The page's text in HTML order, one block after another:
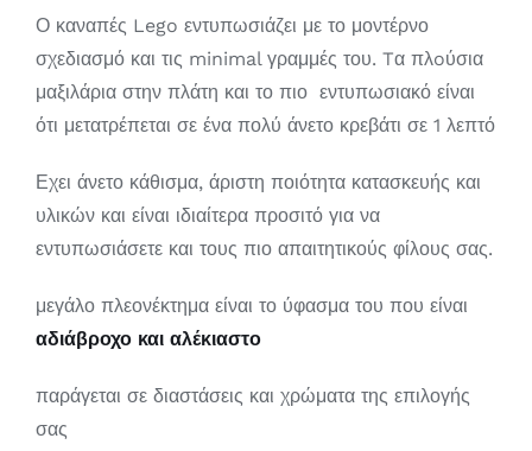
Ο καναπές Lego εντυπωσιάζει με το μοντέρνο
σχεδιασμό και τις minimal γραμμές του. Tα πλoύσια
μαξιλάρια στην πλάτη και το πιο εντυπωσιακό είναι
ότι μετατρέπεται σε ένα πολύ άνετο κρεβάτι σε 1 λεπτό
Εχει άνετο κάθισμα, άριστη ποιότητα κατασκευής και
υλικών και είναι ιδιαίτερα προσιτό για να
εντυπωσιάσετε και τους πιο απαιτητικούς φίλους σας.
μεγάλο πλεονέκτημα είναι το ύφασμα του που είναι
αδιάβροχο και αλέκιαστο
παράγεται σε διαστάσεις και χρώματα της επιλογής
σας